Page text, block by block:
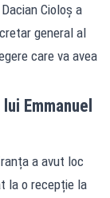
Cioloș a
general al
care va avea
Emmanuel
a avut loc
la o recepție la